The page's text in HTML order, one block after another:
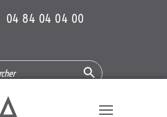
04 84 04 04 00
Search Button